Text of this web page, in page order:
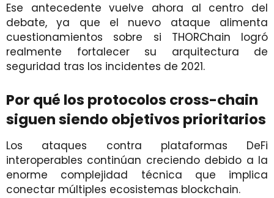
Ese antecedente vuelve ahora al centro del
debate, ya que el nuevo ataque alimenta
cuestionamientos sobre si THORChain logró
realmente fortalecer su arquitectura de
seguridad tras los incidentes de 2021.
Por qué los protocolos cross-chain
siguen siendo objetivos prioritarios
Los ataques contra plataformas DeFi
interoperables continúan creciendo debido a la
enorme complejidad técnica que implica
conectar múltiples ecosistemas blockchain.